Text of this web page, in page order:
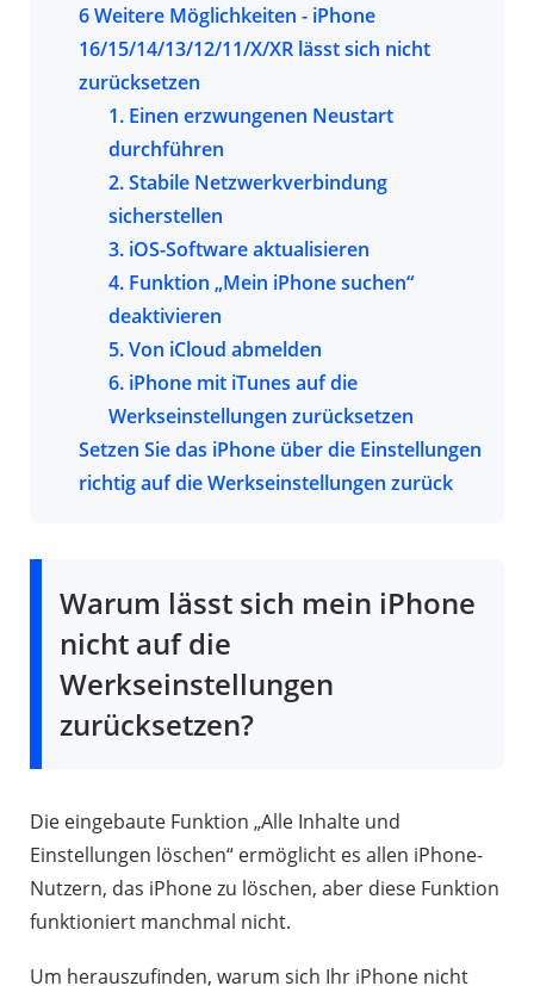
6 Weitere Möglichkeiten - iPhone
16/15/14/13/12/11/X/XR lässt sich nicht
zurücksetzen
1. Einen erzwungenen Neustart
durchführen
2. Stabile Netzwerkverbindung
sicherstellen
3. iOS-Software aktualisieren
4. Funktion „Mein iPhone suchen“
deaktivieren
5. Von iCloud abmelden
6. iPhone mit iTunes auf die
Werkseinstellungen zurücksetzen
Setzen Sie das iPhone über die Einstellungen
richtig auf die Werkseinstellungen zurück
Warum lässt sich mein iPhone
nicht auf die
Werkseinstellungen
zurücksetzen?
Die eingebaute Funktion „Alle Inhalte und
Einstellungen löschen“ ermöglicht es allen iPhone-
Nutzern, das iPhone zu löschen, aber diese Funktion
funktioniert manchmal nicht.
Um herauszufinden, warum sich Ihr iPhone nicht